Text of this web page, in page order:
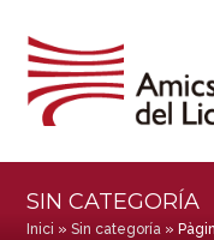
SIN CATEGORÍA
Inici »Sin categoría »